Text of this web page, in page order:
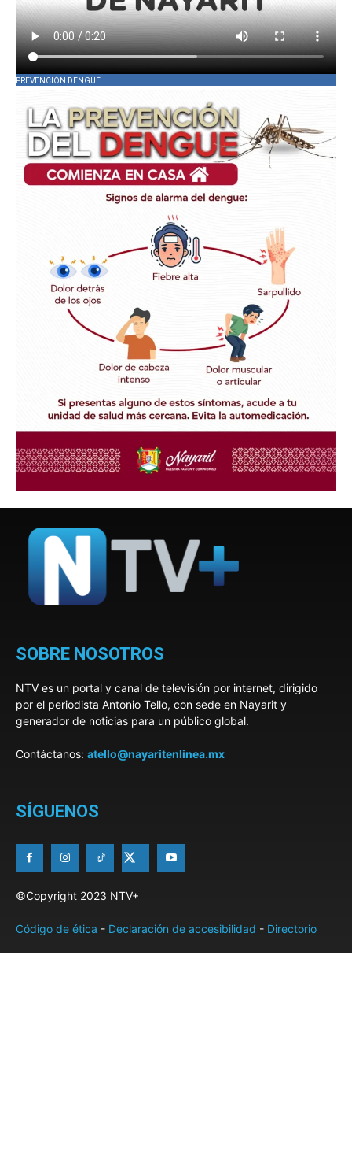
PREVENCIÓN DENGUE
SOBRE NOSOTROS
NTV es un portal y canal de televisión por internet, dirigido
por el periodista Antonio Tello, con sede en Nayarit y
generador de noticias para un público global.
Contáctanos: atello@nayaritenlinea.mx
SÍGUENOS
©Copyright 2023 NTV+
Código de ética - Declaración de accesibilidad - Directorio